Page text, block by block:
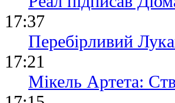
17:37
Перебірливий
17:21
Мікель Артета: